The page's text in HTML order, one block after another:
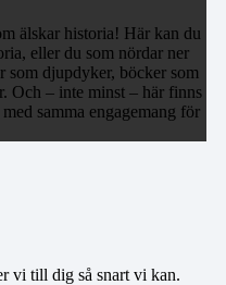
älskar historia! Här kan du
eller du som nördar ner
som djupdyker, böcker som
Och – inte minst – här finns
samma engagemang för
vi till dig så snart vi kan.